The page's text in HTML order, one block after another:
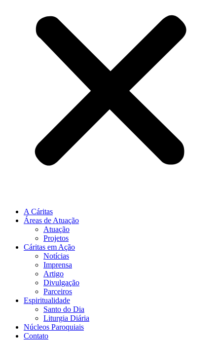
A Cáritas
Áreas de Atuação
Atuação
Projetos
Cáritas em Ação
Notícias
Imprensa
Artigo
Divulgação
Parceiros
Espiritualidade
Santo do Dia
Liturgia Diária
Núcleos Paroquiais
Contato